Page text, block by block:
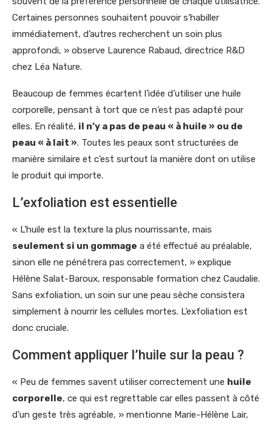
Certaines personnes souhaitent pouvoir s’habiller
immédiatement, d’autres recherchent un soin plus
approfondi, » observe Laurence Rabaud, directrice R&D
chez Léa Nature.
Beaucoup de femmes écartent l’idée d’utiliser une huile
corporelle, pensant à tort que ce n’est pas adapté pour
elles. En réalité, il n’y a pas de peau « à huile » ou de
peau « à lait ». Toutes les peaux sont structurées de
manière similaire et c’est surtout la manière dont on utilise
le produit qui importe.
L’exfoliation est essentielle
« L’huile est la texture la plus nourrissante, mais
seulement si un gommage a été effectué au préalable,
sinon elle ne pénétrera pas correctement, » explique
Hélène Salat-Baroux, responsable formation chez Caudalie.
Sans exfoliation, un soin sur une peau sèche consistera
simplement à nourrir les cellules mortes. L’exfoliation est
donc cruciale.
Comment appliquer l’huile sur la peau ?
« Peu de femmes savent utiliser correctement une huile
corporelle, ce qui est regrettable car elles passent à côté
d’un geste très agréable, » mentionne Marie-Hélène Lair,